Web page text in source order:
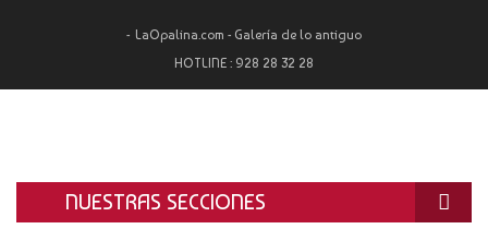
LaOpalina.com - Galería de lo antiguo
HOTLINE : 928 28 32 28
NUESTRAS SECCIONES